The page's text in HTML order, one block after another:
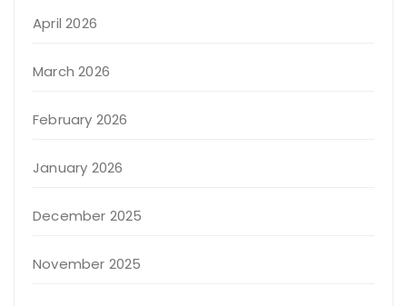
April 2026
March 2026
February 2026
January 2026
December 2025
November 2025